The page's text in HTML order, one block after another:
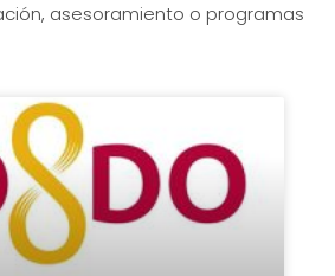
asesoramiento o programas